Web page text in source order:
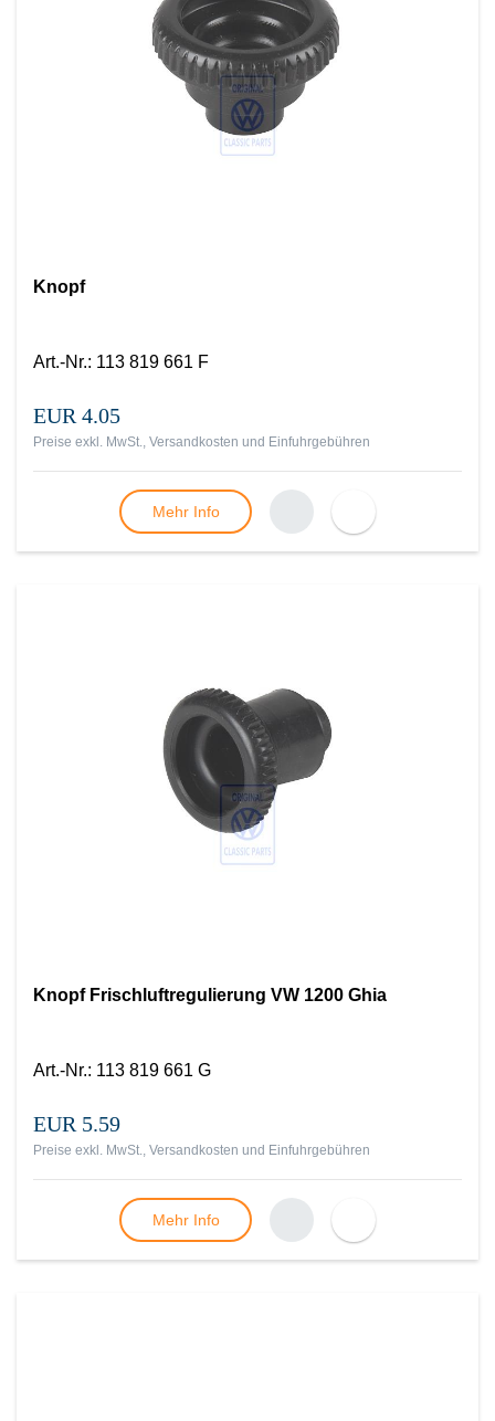
Knopf
Art.-Nr.: 113 819 661 F
EUR 4.05
Preise exkl. MwSt., Versandkosten und Einfuhrgebühren
Mehr Info
Knopf Frischluftregulierung VW 1200 Ghia
Art.-Nr.: 113 819 661 G
EUR 5.59
Preise exkl. MwSt., Versandkosten und Einfuhrgebühren
Mehr Info